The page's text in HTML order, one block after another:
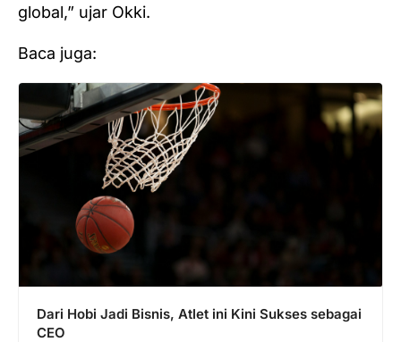
global,” ujar Okki.
Baca juga:
Dari Hobi Jadi Bisnis, Atlet ini Kini Sukses sebagai
CEO